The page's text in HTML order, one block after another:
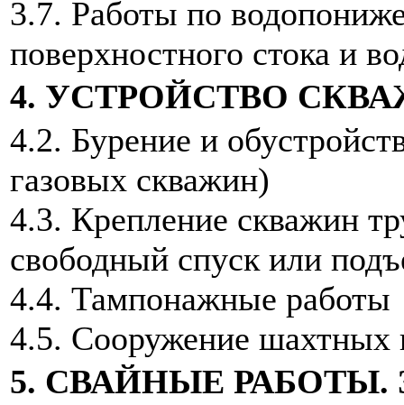
3.7. Работы по
поверхностного стока и
4. УСТРОЙСТВО
4.2. Бурение и
газовых скважин)
4.3. Крепление скважин
свободный спуск или
4.4. Тампонажные работы
4.5. Сооружение шахтных
5. СВАЙНЫЕ РАБОТЫ.